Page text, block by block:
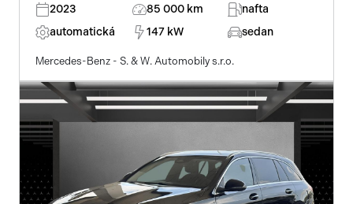
2023 85 000 km
nafta
automatická
147 kW sedan
Mercedes-Benz - S. & W. Automobily s.r.o.